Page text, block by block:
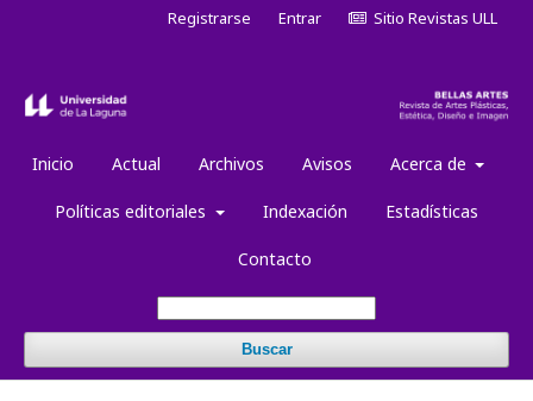
Inicio Actual Archivos Avisos Acerca de
Políticas editoriales Indexación Estadísticas
Contacto
Buscar
Registrarse Entrar Sitio Revistas ULL